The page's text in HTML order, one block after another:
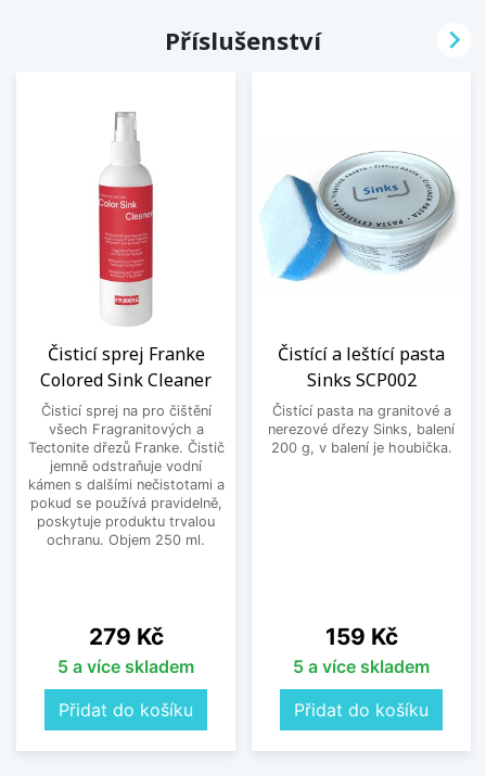
Příslušenství
Čisticí sprej Franke
Colored Sink Cleaner
Čisticí sprej na pro čištění
všech Fragranitových a
Tectonite dřezů Franke. Čistič
jemně odstraňuje vodní
kámen s dalšími nečistotami a
pokud se používá pravidelně,
poskytuje produktu trvalou
ochranu. Objem 250 ml.
Cena
279 Kč
5 a více skladem
Přidat do košíku
Čistící a leštící pasta
Sinks SCP002
Čistící pasta na granitové a
nerezové dřezy Sinks, balení
200 g, v balení je houbička.
Cena
159 Kč
5 a více skladem
Přidat do košíku
